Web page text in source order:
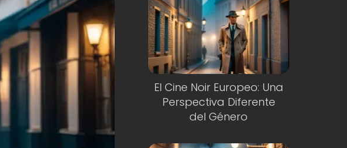
El Cine Noir Europeo: Una
Perspectiva Diferente
del Género